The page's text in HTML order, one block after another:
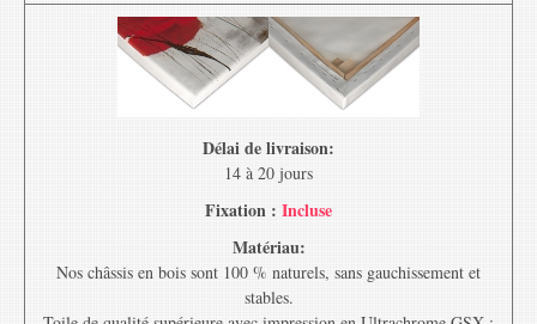
Délai de livraison:
14 à 20 jours
Fixation : Incluse
Matériau:
Nos châssis en bois sont 100 % naturels, sans gauchissement et
stables.